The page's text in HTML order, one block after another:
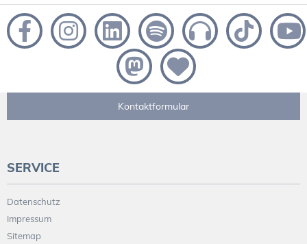
Kontaktformular
SERVICE
Datenschutz
Impressum
Sitemap